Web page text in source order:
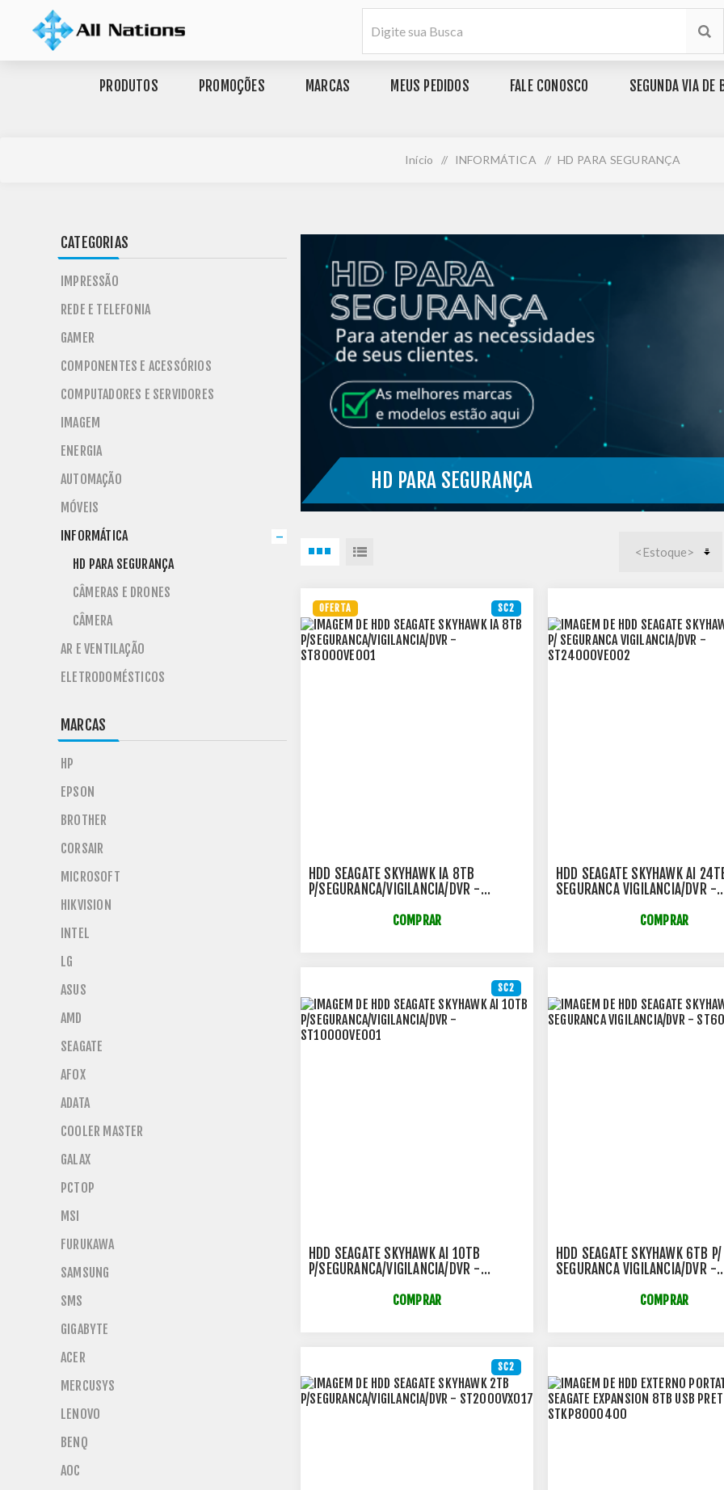
PRODUTOS PROMOÇÕES MARCAS MEUS PEDIDOS FALE CONOSCO SEGUNDA VIA DE
Início / INFORMÁTICA / HD PARA SEGURANÇA
HD PARA SEGURANÇA
SC2
OFERTA
HDD SEAGATE SKYHAWK IA 8TB
P/SEGURANCA/VIGILANCIA/DVR -
COMPRAR
HDD SEAGATE SKYHAWK AI
SEGURANCA VIGILANCIA/DVR -
COMPRAR
SC2
HDD SEAGATE SKYHAWK AI 10TB
P/SEGURANCA/VIGILANCIA/DVR -
COMPRAR
HDD SEAGATE SKYHAWK 6TB P/
SEGURANCA VIGILANCIA/DVR -
COMPRAR
SC2
CATEGORIAS
IMPRESSÃO
REDE E TELEFONIA
GAMER
COMPONENTES E ACESSÓRIOS
COMPUTADORES E SERVIDORES
IMAGEM
ENERGIA
AUTOMAÇÃO
MÓVEIS
INFORMÁTICA
HD PARA SEGURANÇA
CÂMERAS E DRONES
CÂMERA
AR E VENTILAÇÃO
ELETRODOMÉSTICOS
MARCAS
HP
EPSON
BROTHER
CORSAIR
MICROSOFT
HIKVISION
INTEL
LG
ASUS
AMD
SEAGATE
AFOX
ADATA
COOLER MASTER
GALAX
PCTOP
MSI
FURUKAWA
SAMSUNG
SMS
GIGABYTE
ACER
MERCUSYS
LENOVO
BENQ
AOC